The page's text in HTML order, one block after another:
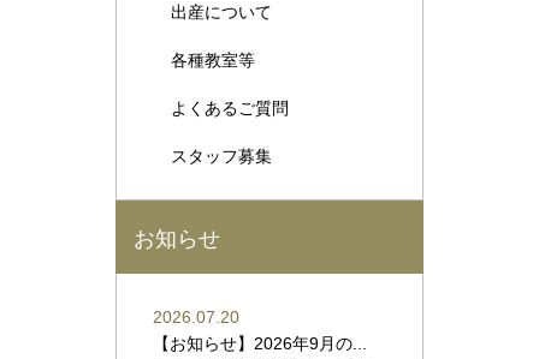
出産について
各種教室等
よくあるご質問
スタッフ募集
お知らせ
2026.07.20
【お知らせ】2026年9月の...